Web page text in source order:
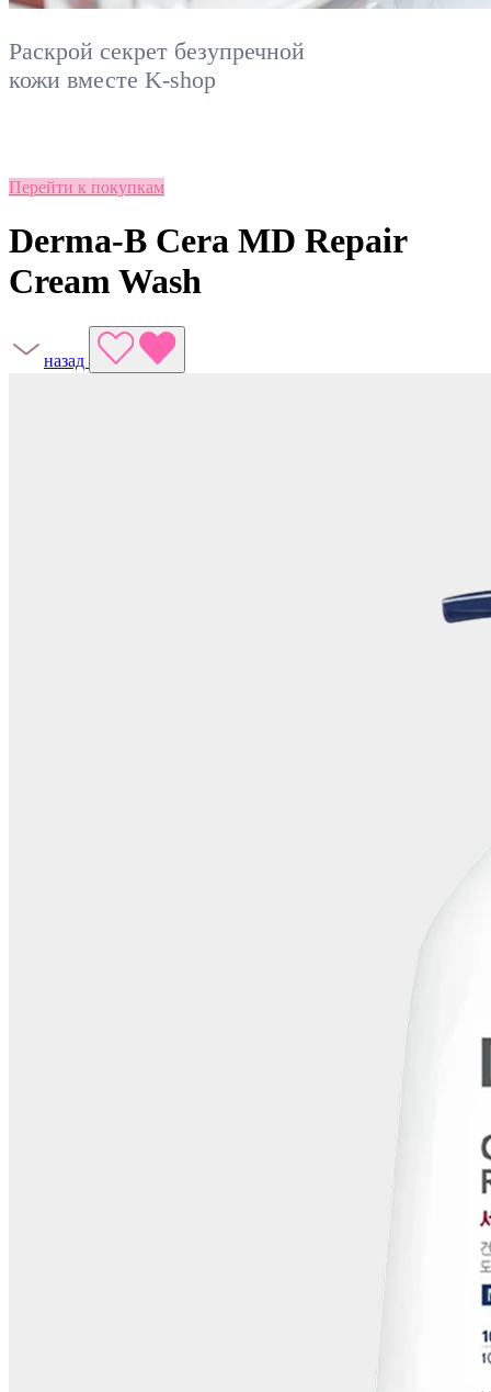
Раскрой секрет безупречной
кожи вместе K-shop
Перейти к покупкам
Derma-B Cera MD Repair
Cream Wash
назад